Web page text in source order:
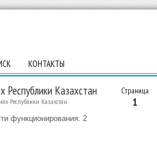
КОНТАКТЫ
Страница
1
Республики Казахстан
Республики Казахстан
функционирования. 2